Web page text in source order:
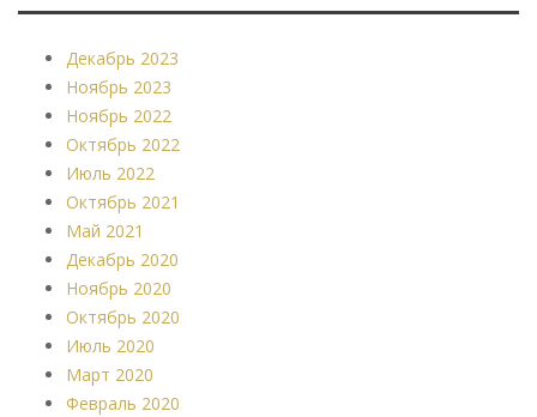
Декабрь 2023
Ноябрь 2023
Ноябрь 2022
Октябрь 2022
Июль 2022
Октябрь 2021
Май 2021
Декабрь 2020
Ноябрь 2020
Октябрь 2020
Июль 2020
Март 2020
Февраль 2020